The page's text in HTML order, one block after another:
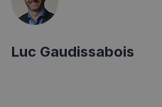
Luc Gaudissabois